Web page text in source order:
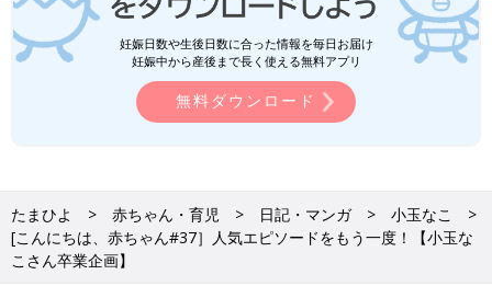
妊娠日数や生後日数に合った情報を毎日お届け
妊娠中から産後まで長く使える無料アプリ
無料ダウンロード
たまひよ 赤ちゃん・育児 日記・マンガ
小玉なこ
[こんにちは、赤ちゃん#37］人気エピソードをもう一度！【小玉な
こさん卒業企画】